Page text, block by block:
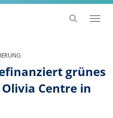
Toggle
grünes
Centre in